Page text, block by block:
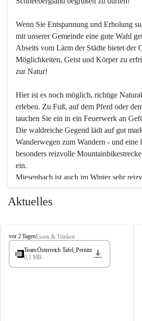
Wenn Sie Entspannung und Erholung
mit unserer Gemeinde eine gute Wahl
Abseits vom Lärm der Städte bietet der
Möglichkeiten, Geist und Körper zu
zur Natur!
Hier ist es noch möglich, richtige
erleben. Zu Fuß, auf dem Pferd oder
tauchen Sie ein in ein Feuerwerk an
Die waldreiche Gegend lädt auf gut
Wanderwegen zum Wandern - und eine
besonders reizvolle
ein.
Miesenbach ist auch im Winter sehr
Eisstockschießen gibt es auf dem nahe
wunderschöne Naturschneepisten, die
vielfältige Angebot unserer
Überzeugen Sie sich selbst, dass Sie in
in den Beherbergungsbetrieben,
Wir kennen Miesenbach als lebens-
Tradition und Innovation werden
Aktuelles
M
i
s
vor 2 TagenEssen & Trinken
Team Österreich Tafel_Pernitz
0,1 MB